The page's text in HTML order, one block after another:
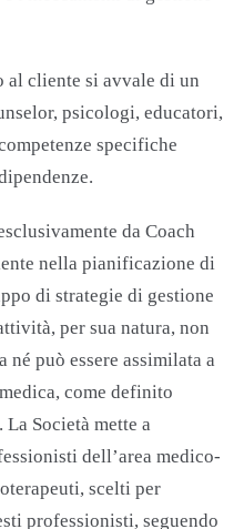
cliente si avvale di un
psicologi, educatori,
specifiche
da Coach
nella pianificazione di
di strategie di gestione
per sua natura, non
può essere assimilata a
come definito
Società mette a
dell’area medico-
scelti per
professionisti, seguendo